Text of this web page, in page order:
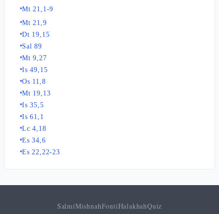
Mt 21,1-9
Mt 21,9
Dt 19,15
Sal 89
Mt 9,27
Is 49,15
Os 11,8
Mt 19,13
Is 35,5
Is 61,1
Lc 4,18
Es 34,6
Es 22,22-23
SalmiMishnahFontiHalakhahQuiz